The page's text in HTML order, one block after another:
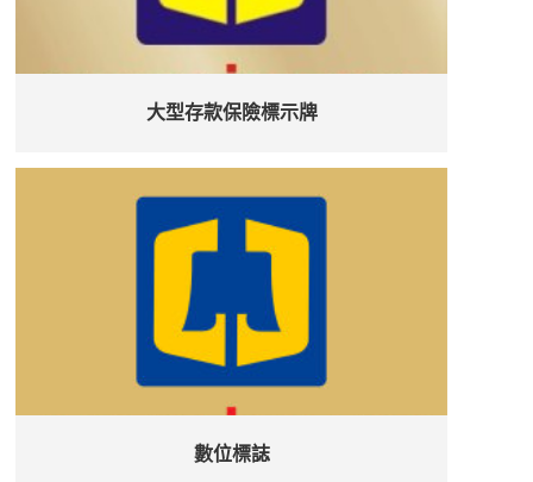
大型存款保險標示牌
數位標誌